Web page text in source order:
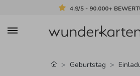
4.9/5 - 90.000+
Geburtstag